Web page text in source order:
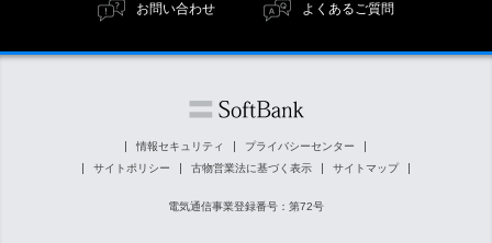
お問い合わせ よくあるご質問
情報セキュリティ
プライバシーセンター
サイトポリシー
古物営業法に基づく表示 サイトマップ
電気通信事業登録番号：第72号